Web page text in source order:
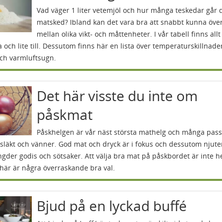
Vad väger 1 liter vetemjöl och hur många teskedar går
matsked? Ibland kan det vara bra att snabbt kunna
mellan olika vikt- och måttenheter. I vår tabell finns
och lite till. Dessutom finns här en lista över
varmluftsugn.
Det här visste du inte om
påskmat
Påskhelgen är vår näst största mathelg och många
och vänner. God mat och dryck är i fokus och dessutom
godis och sötsaker. Att välja bra mat på påskbordet är inte
är några överraskande bra val.
Bjud på en lyckad buffé